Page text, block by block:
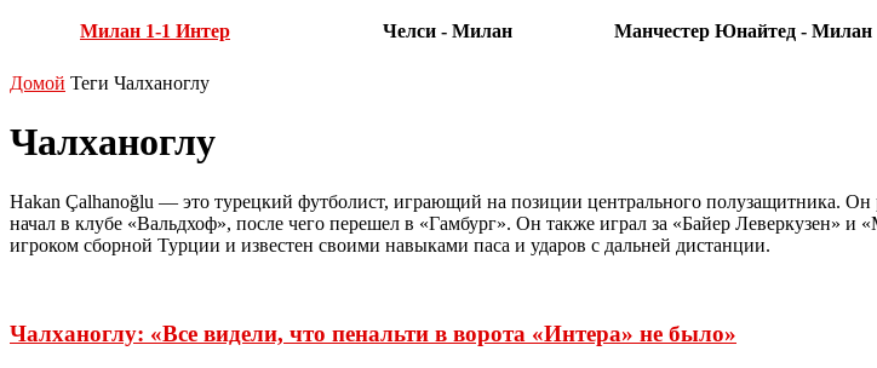
Милан 1-1 Интер Челси - Милан Манчестер Юнайтед - Милан
Домой Теги Чалханоглу
Чалханоглу
Hakan Çalhanoğlu — это турецкий футболист, играющий на позиции центрального полузащитника.
начал в клубе «Вальдхоф», после чего перешел в «Гамбург». Он также играл за «Байер Леверкузен»
игроком сборной Турции и известен своими навыками паса и ударов с дальней дистанции.
Чалханоглу: «Все видели, что пенальти в ворота «Интера» не было»